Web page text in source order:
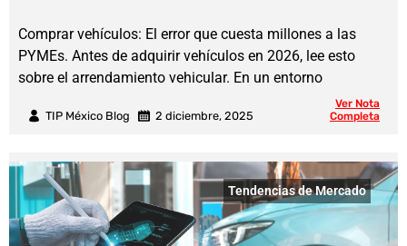
TIP México Blog 2 diciembre, 2025
Comprar vehículos: El error que cuesta millones a las
PYMEs. Antes de adquirir vehículos en 2026, lee esto
sobre el arrendamiento vehicular. En un entorno
Ver Nota
Completa
Tendencias de Mercado